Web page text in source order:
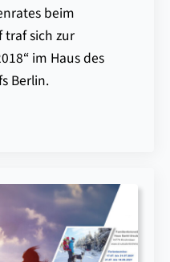
beim
traf sich zur
im Haus des
Berlin.